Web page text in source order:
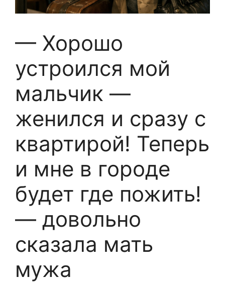
— Хорошо
устроился мой
мальчик —
женился и сразу с
квартирой! Теперь
и мне в городе
будет где пожить!
— довольно
сказала мать
мужа